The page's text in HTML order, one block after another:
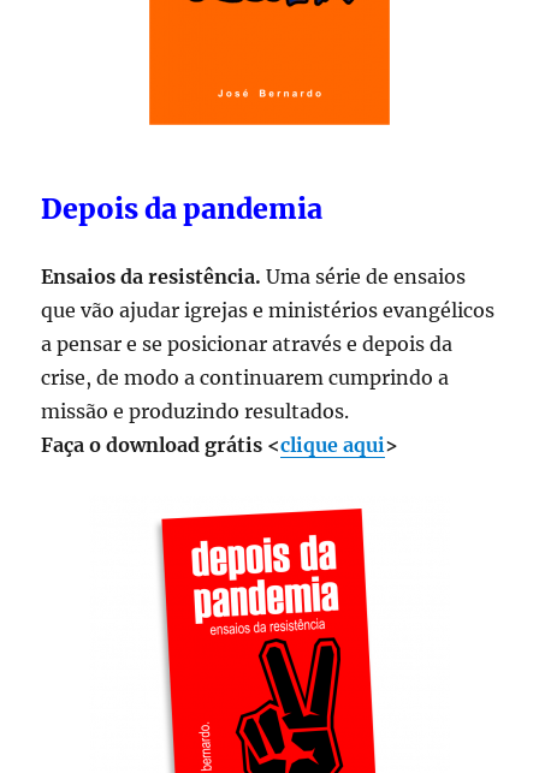
Depois da pandemia
Ensaios da resistência.Uma série de ensaios
que vão ajudar igrejas e ministérios evangélicos
a pensar e se posicionar através e depois da
crise, de modo a continuarem cumprindo a
missão e produzindo resultados.
Faça o download grátis <clique aqui>